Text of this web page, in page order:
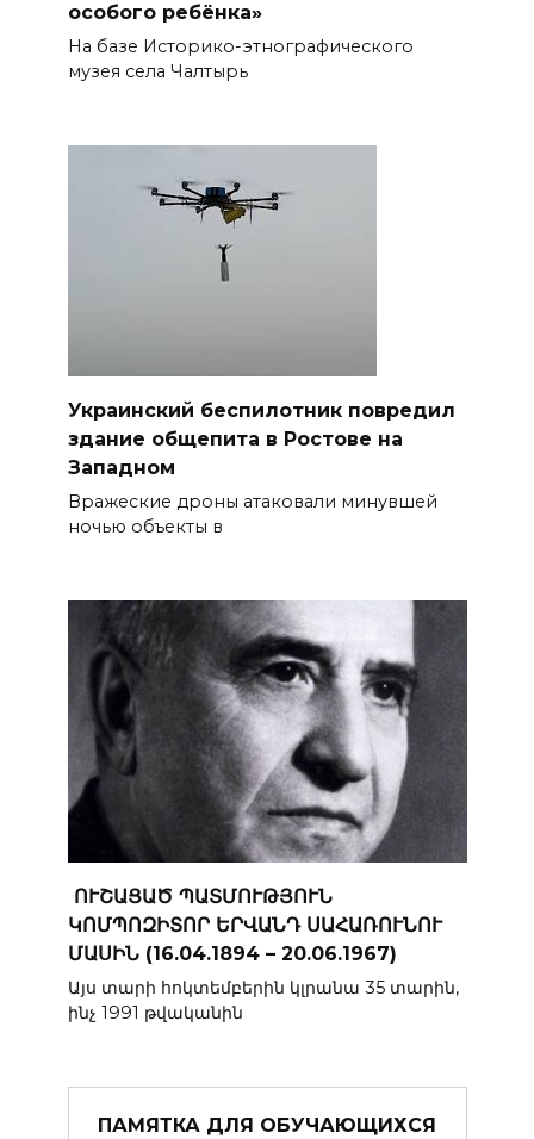
особого ребёнка»
На базе Историко-этнографического
музея села Чалтырь
Украинский беспилотник повредил
здание общепита в Ростове на
Западном
Вражеские дроны атаковали минувшей
ночью объекты в
ՈՒՇԱՑԱԾ ՊԱՏՄՈՒԹՅՈՒՆ
ԿՈՄՊՈԶԻՏՈՐ ԵՐՎԱՆԴ ՍԱՀԱՌՈՒՆՈՒ
ՄԱՍԻՆ (16.04.1894 – 20.06.1967)
Այս տարի հոկտեմբերին կլրանա 35 տարին,
ինչ 1991 թվականին
ПАМЯТКА ДЛЯ ОБУЧАЮЩИХСЯ